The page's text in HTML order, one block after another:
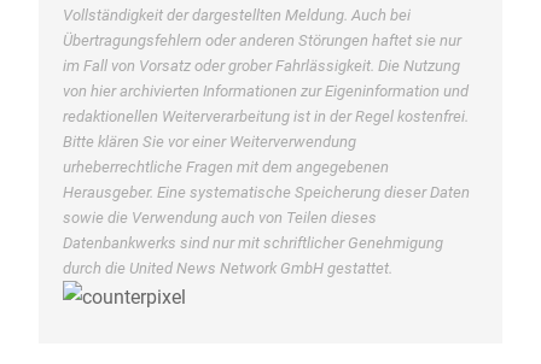
Vollständigkeit der dargestellten Meldung. Auch bei
Übertragungsfehlern oder anderen Störungen haftet sie nur
im Fall von Vorsatz oder grober Fahrlässigkeit. Die Nutzung
von hier archivierten Informationen zur Eigeninformation und
redaktionellen Weiterverarbeitung ist in der Regel kostenfrei.
Bitte klären Sie vor einer Weiterverwendung
urheberrechtliche Fragen mit dem angegebenen
Herausgeber. Eine systematische Speicherung dieser Daten
sowie die Verwendung auch von Teilen dieses
Datenbankwerks sind nur mit schriftlicher Genehmigung
durch die United News Network GmbH gestattet.